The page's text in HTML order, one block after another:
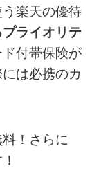
楽天の優待
ライオリテ
付帯保険が
は必携のカ
！さらに